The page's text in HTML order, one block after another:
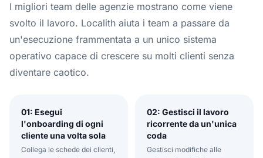
I migliori team delle agenzie mostrano come viene
svolto il lavoro. Localith aiuta i team a passare da
un'esecuzione frammentata a un unico sistema
operativo capace di crescere su molti clienti senza
diventare caotico.
01: Esegui
l'onboarding di ogni
cliente una volta sola
Collega le schede dei clienti,
02: Gestisci il lavoro
ricorrente da un'unica
coda
Gestisci modifiche alle